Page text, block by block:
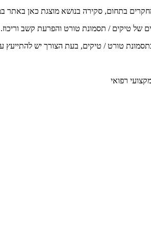
בתחום, סקירה בנושא מוצגת כאן
של טיקים / תסמונת טורט והפרעת קשב וריכוז.
טורט / טיקים, בעת הצורך יש להתייעץ
רפואי